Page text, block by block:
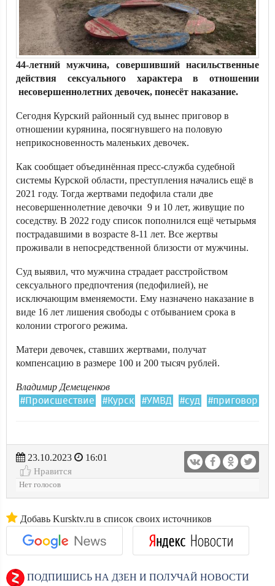
44-летний мужчина, совершивший насильственные
действия сексуального характера в отношении
несовершеннолетних девочек, понесёт наказание.
Сегодня Курский районный суд вынес приговор в
отношении курянина, посягнувшего на половую
неприкосновенность маленьких девочек.
Как сообщает объединённая пресс-служба судебной
системы Курской области, преступления начались ещё в
2021 году. Тогда жертвами педофила стали две
несовершеннолетние девочки 9 и 10 лет, живущие по
соседству. В 2022 году список пополнился ещё четырьмя
пострадавшими в возрасте 8-11 лет. Все жертвы
проживали в непосредственной близости от мужчины.
Суд выявил, что мужчина страдает расстройством
сексуального предпочтения (педофилией), не
исключающим вменяемости. Ему назначено наказание в
виде 16 лет лишения свободы с отбыванием срока в
колонии строгого режима.
Матери девочек, ставших жертвами, получат
компенсацию в размере 100 и 200 тысяч рублей.
Владимир Демещенков
#Происшествие #Курск #УМВД #суд #приговор
23.10.2023
16:01
Нравится
Нет голосов
Добавь Kursktv.ru в список своих источников
ПОДПИШИСЬ НА ДЗЕН И ПОЛУЧАЙ НОВОСТИ